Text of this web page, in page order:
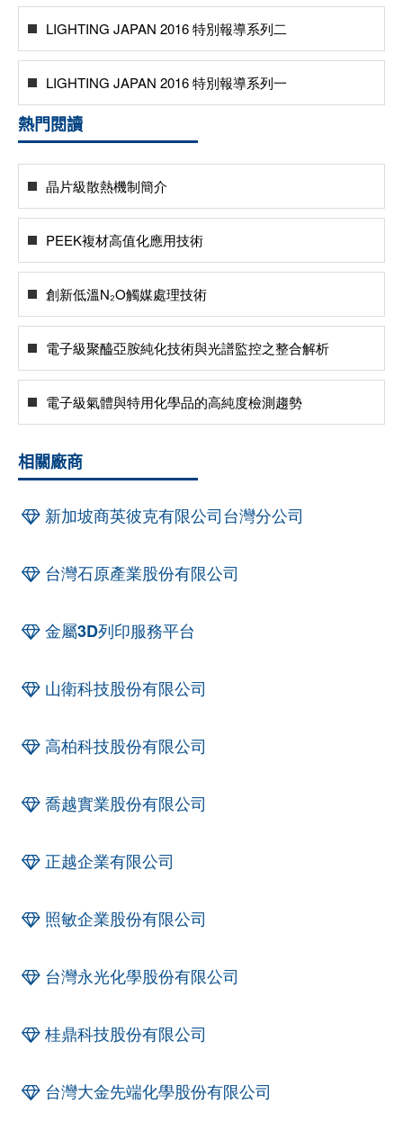
LIGHTING JAPAN 2016 特別報導系列二
LIGHTING JAPAN 2016 特別報導系列一
熱門閱讀
晶片級散熱機制簡介
PEEK複材高值化應用技術
創新低溫N₂O觸媒處理技術
電子級聚醯亞胺純化技術與光譜監控之整合解析
電子級氣體與特用化學品的高純度檢測趨勢
相關廠商
新加坡商英彼克有限公司台灣分公司
台灣石原產業股份有限公司
金屬3D列印服務平台
山衛科技股份有限公司
高柏科技股份有限公司
喬越實業股份有限公司
正越企業有限公司
照敏企業股份有限公司
台灣永光化學股份有限公司
桂鼎科技股份有限公司
台灣大金先端化學股份有限公司